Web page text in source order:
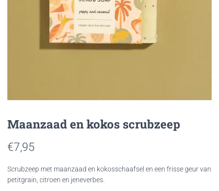
Maanzaad en kokos scrubzeep
€7,95
Scrubzeep met maanzaad en kokosschaafsel en een frisse geur van
petitgrain, citroen en jeneverbes.